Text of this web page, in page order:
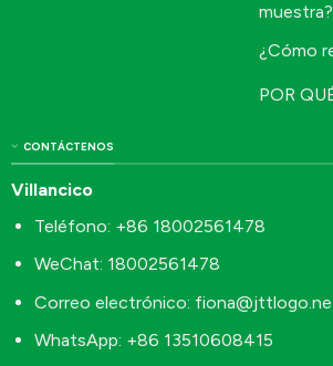
muestra?
¿Cómo
POR
CONTÁCTENOS
Villancico
Teléfono: +86 18002561478
WeChat: 18002561478
Correo electrónico:
WhatsApp: +86 13510608415